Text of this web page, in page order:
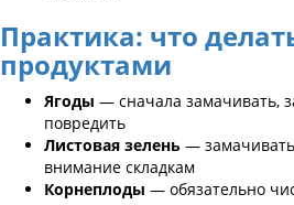
Практика: что
продуктами
Ягоды — сначала замачивать,
повредить
Листовая зелень —
внимание складкам
Корнеплоды — обязательно